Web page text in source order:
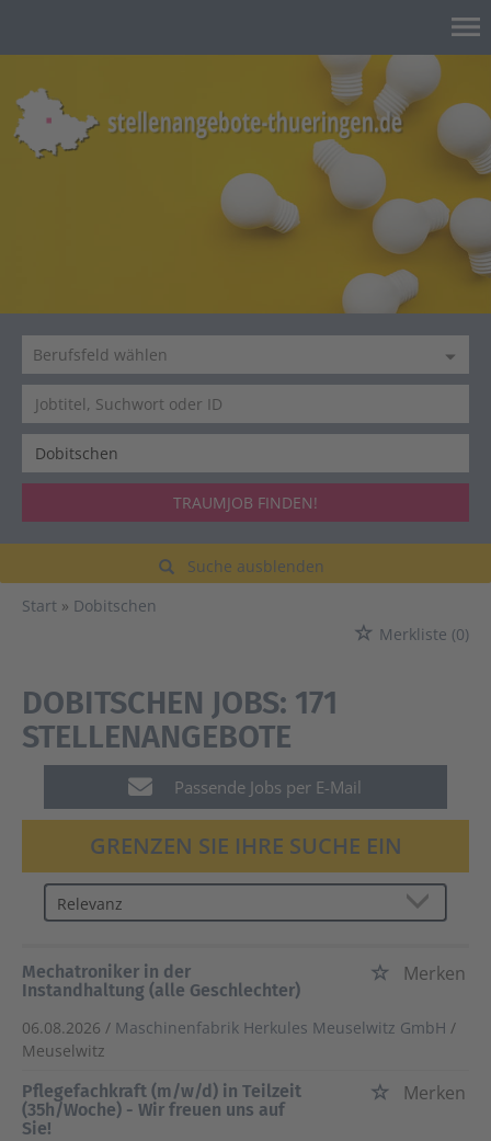
TRAUMJOB FINDEN!
Suche ausblenden
Start
Dobitschen
Merkliste (0)
DOBITSCHEN JOBS: 171
STELLENANGEBOTE
Passende Jobs per E-Mail
GRENZEN SIE IHRE SUCHE EIN
Mechatroniker in der
Instandhaltung (alle Geschlechter)
Merken
06.08.2026 / Maschinenfabrik Herkules Meuselwitz GmbH /
Meuselwitz
Pflegefachkraft (m/w/d) in Teilzeit
(35h/Woche) - Wir freuen uns auf
Sie!
Merken